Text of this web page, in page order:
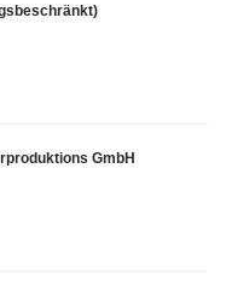
GmbH